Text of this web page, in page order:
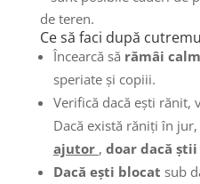
de teren.
Ce să faci după
Încearcă să rămâi calm
speriate şi copiii.
Verifică dacă ești rănit,
Dacă există răniţi în jur,
ajutor , doar dacă știi
Dacă ești blocat sub